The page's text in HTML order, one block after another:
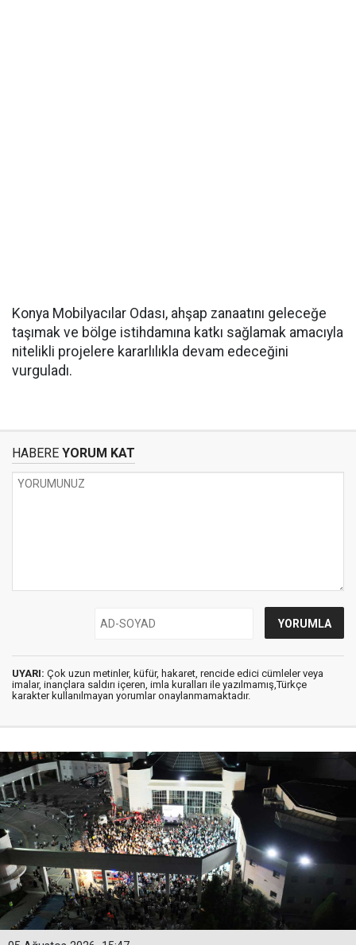
Konya Mobilyacılar Odası, ahşap zanaatını geleceğe
taşımak ve bölge istihdamına katkı sağlamak amacıyla
nitelikli projelere kararlılıkla devam edeceğini
vurguladı.
HABERE YORUM KAT
UYARI: Çok uzun metinler, küfür, hakaret, rencide edici cümleler veya
imalar, inançlara saldırı içeren, imla kuralları ile yazılmamış,Türkçe
karakter kullanılmayan yorumlar onaylanmamaktadır.